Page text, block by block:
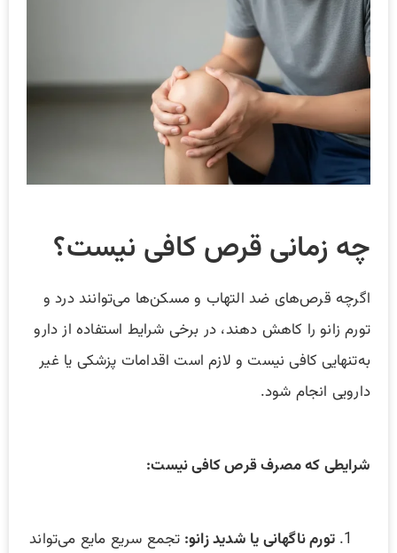
چه زمانی قرص کافی نیست؟
اگرچه قرص‌های ضد التهاب و مسکن‌ها می‌توانند درد و
تورم زانو را کاهش دهند، در برخی شرایط استفاده از دارو
به‌تنهایی کافی نیست و لازم است اقدامات پزشکی یا غیر
دارویی انجام شود.
شرایطی که مصرف قرص کافی نیست:
تورم ناگهانی یا شدید زانو: تجمع سریع مایع می‌تواند